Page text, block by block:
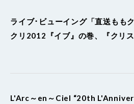
ライブ･ビューイング「直送もも
クリ2012『イブ』の巻、『クリス
L'Arc～en～Ciel “20th